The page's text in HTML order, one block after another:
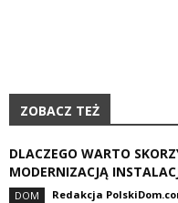
ZOBACZ TEŻ
DLACZEGO WARTO
MODERNIZACJĄ
DOM Redakcja